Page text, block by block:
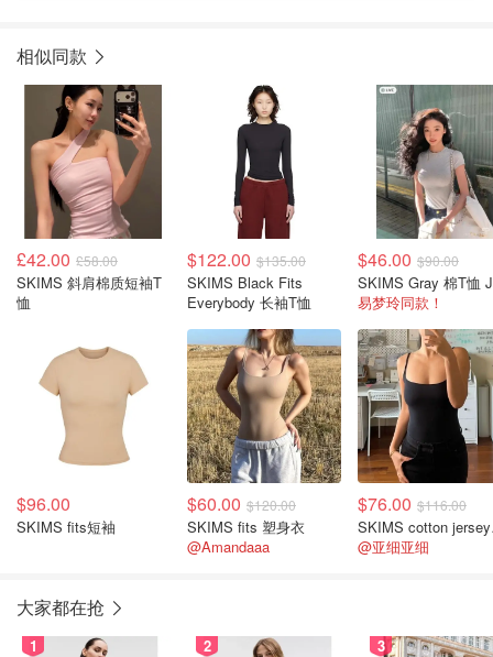
相似同款
£42.00 £58.00
SKIMS 斜肩棉质短袖T
恤
$122.00 $135.00
SKIMS Black Fits
Everybody 长袖T恤
$46.00 $90.00
易梦玲同款！
$96.00
SKIMS fits短袖
$60.00 $120.00
SKIMS fits 塑身衣
@Amandaaa
$76.00 $116.00
@亚细亚细
大家都在抢
1 2 3